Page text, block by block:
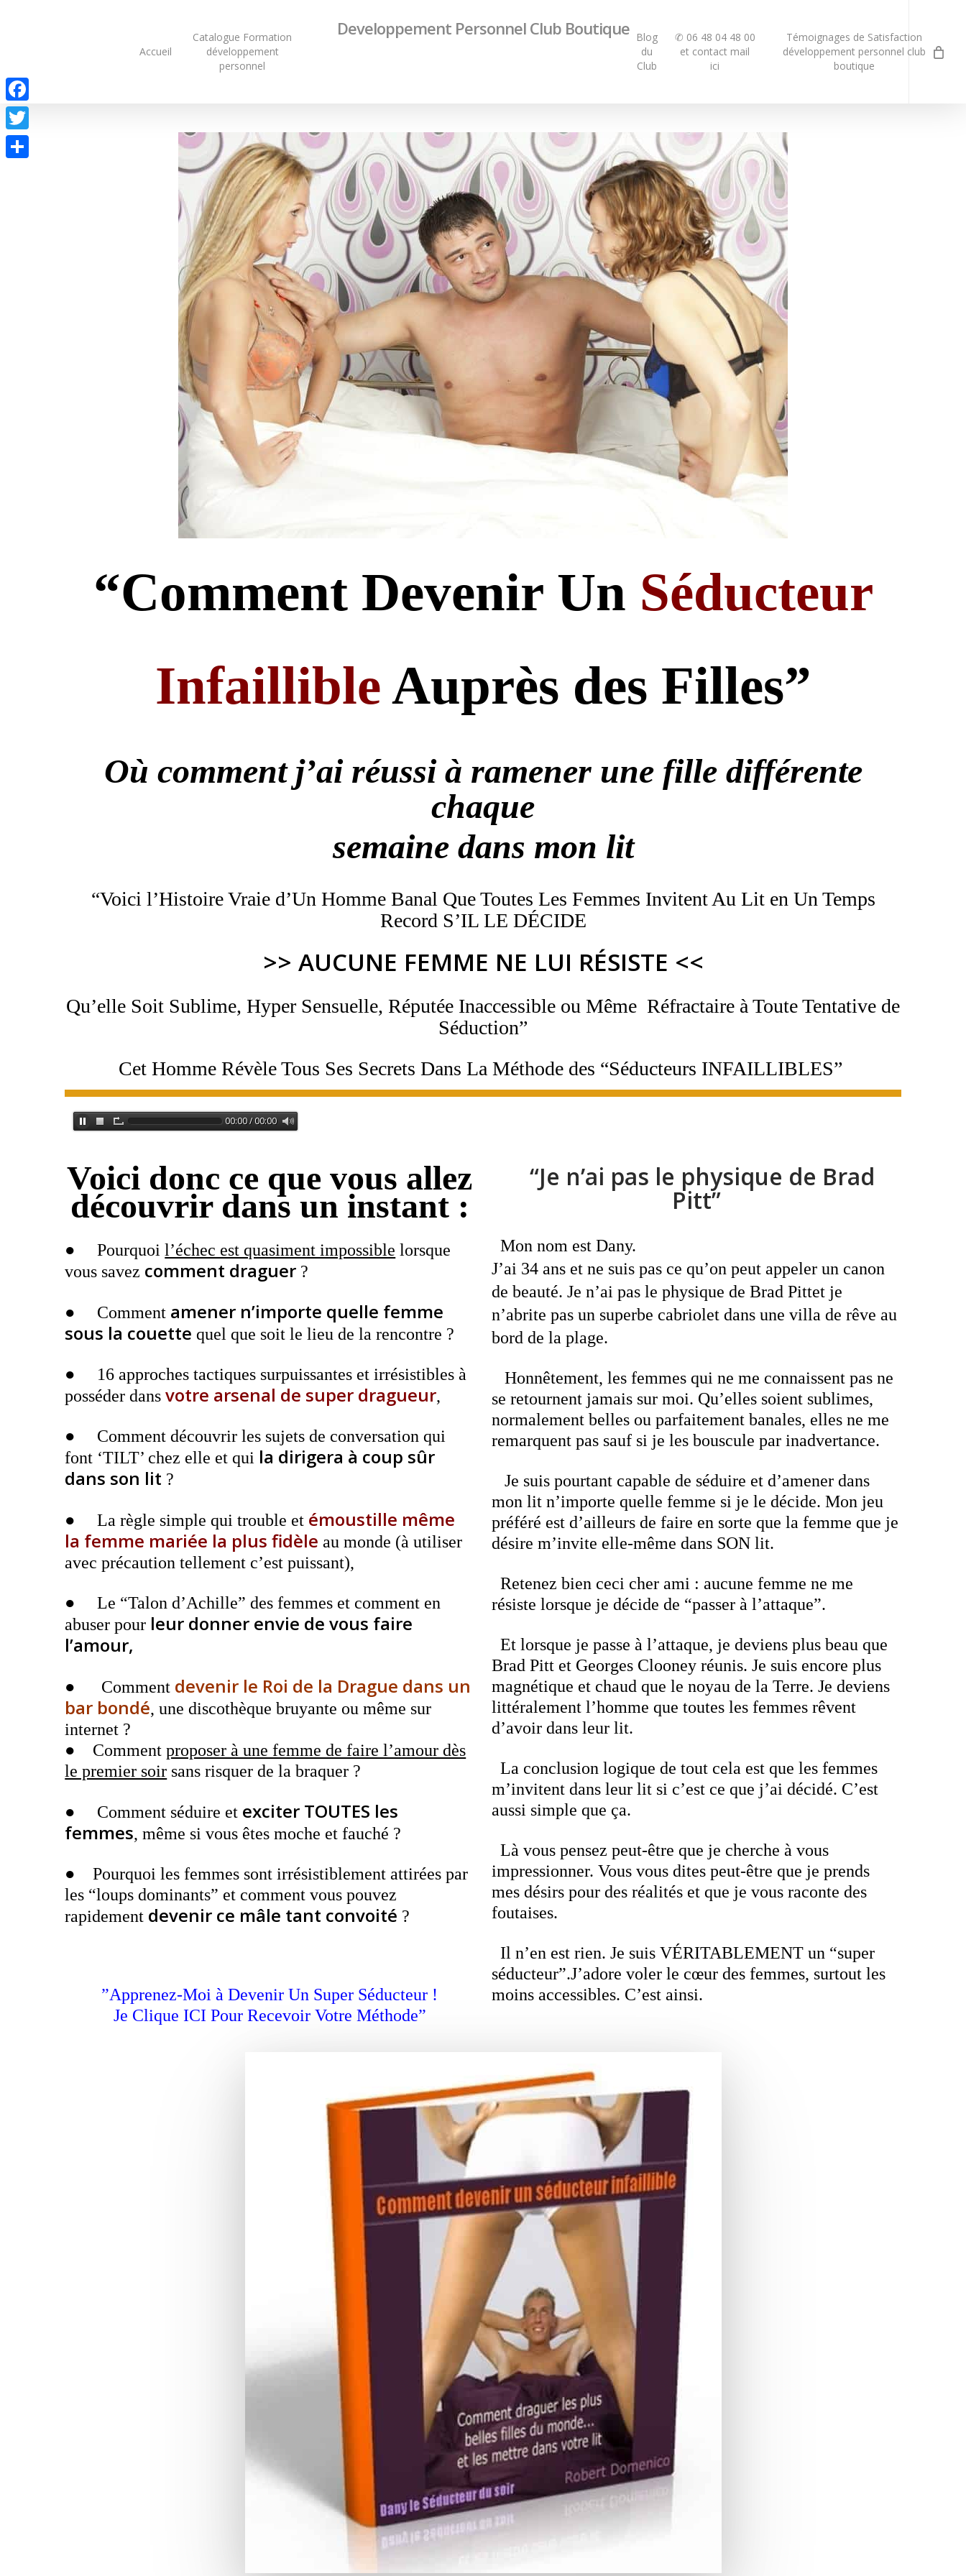
Developpement Personnel Club Boutique
Accueil
Catalogue Formation
développement
personnel
Blog
du
Club
✆ 06 48 04 48 00
et contact mail
ici
Témoignages de Satisfaction
développement personnel club
boutique
“Comment Devenir Un Séducteur
InfaillibleAuprès des Filles”
Où comment j’ai réussi à ramener une fille différente
chaque
semaine dans mon lit
“Voici l’Histoire Vraie d’Un Homme Banal Que Toutes Les Femmes Invitent Au Lit en Un Temps
Record S’IL LE DÉCIDE
>> AUCUNE FEMME NE LUI RÉSISTE <<
Qu’elle Soit Sublime, Hyper Sensuelle, Réputée Inaccessible ou Même Réfractaire à Toute Tentative de
Séduction”
Cet Homme Révèle Tous Ses Secrets Dans La Méthode des “Séducteurs INFAILLIBLES”
Voici donc ce que vous allez
découvrir dans un instant :
● Pourquoil’échec est quasiment impossible lorsque
vous savez comment draguer ?
● Comment amener n’importe quelle femme
sous la couette quel que soit le lieu de la rencontre ?
● 16 approches tactiques surpuissantes et irrésistibles à
posséder dansvotre arsenal de super dragueur,
● Comment découvrir les sujets de conversation qui
font ‘TILT’ chez elle et qui la dirigera à coup sûr
dans son lit ?
● La règle simple qui trouble et émoustille même
la femme mariée la plus fidèle au monde (à utiliser
avec précaution tellement c’est puissant),
● Le “Talon d’Achille” des femmes et comment en
abuser pour leur donner envie de vous faire
l’amour,
● Comment devenir le Roi de la Drague dans un
bar bondé, une discothèque bruyante ou même sur
internet ?
●
Commentproposer à une femme de faire l’amour dès
le premier soir sans risquer de la braquer ?
● Comment séduire et exciter TOUTES les
femmes, même si vous êtes moche et fauché ?
● Pourquoi les femmes sont irrésistiblement attirées par
les “loups dominants” et comment vous pouvez
rapidement devenir ce mâle tant convoité ?
”Apprenez-Moi à Devenir Un Super Séducteur !
Je Clique ICI Pour Recevoir Votre Méthode”
“Je n’ai pas le physique de Brad
Pitt”
Mon nom est Dany.
J’ai 34 ans et ne suis pas ce qu’on peut appeler un canon
de beauté. Je n’ai pas le physique de Brad Pittet je
n’abrite pas un superbe cabriolet dans une villa de rêve au
bord de la plage.
Honnêtement, les femmes qui ne me connaissent pas ne
se retournent jamais sur moi. Qu’elles soient sublimes,
normalement belles ou parfaitement banales, elles ne me
remarquent pas sauf si je les bouscule par inadvertance.
Je suis pourtant capable de séduire et d’amener dans
mon lit n’importe quelle femme si je le décide. Mon jeu
préféré est d’ailleurs de faire en sorte que la femme que je
désire m’invite elle-même dans SON lit.
Retenez bien ceci cher ami : aucune femme ne me
résiste lorsque je décide de “passer à l’attaque”.
Et lorsque je passe à l’attaque, je deviens plus beau que
Brad Pitt et Georges Clooney réunis. Je suis encore plus
magnétique et chaud que le noyau de la Terre. Je deviens
littéralement l’homme que toutes les femmes rêvent
d’avoir dans leur lit.
La conclusion logique de tout cela est que les femmes
m’invitent dans leur lit si c’est ce que j’ai décidé. C’est
aussi simple que ça.
Là vous pensez peut-être que je cherche à vous
impressionner. Vous vous dites peut-être que je prends
mes désirs pour des réalités et que je vous raconte des
foutaises.
Il n’en est rien. Je suis VÉRITABLEMENT un “super
séducteur”.J’adore voler le cœur des femmes, surtout les
moins accessibles. C’est ainsi.
Facebook
Twitter